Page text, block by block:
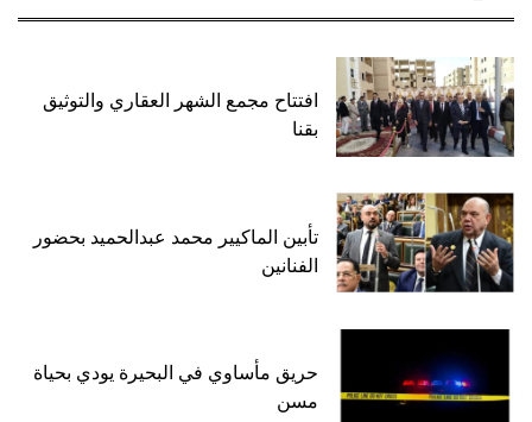
افتتاح مجمع الشهر العقاري والتوثيق
بقنا
تأبين الماكيير محمد عبدالحميد بحضور
الفنانين
حريق مأساوي في البحيرة يودي بحياة
مسن